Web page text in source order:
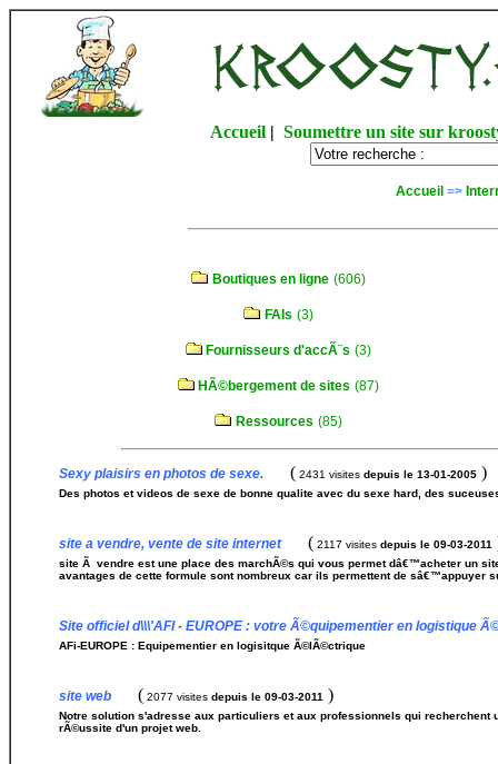
Accueil |Soumettre un site sur
Accueil =>
Boutiques en ligne (606)
FAIs (3)
Fournisseurs d'accÃ¨s (3)
HÃ©bergement de sites (87)
Ressources (85)
Sexy plaisirs en photos de sexe. ( 2431 visites depuis le 13-01-2005 )
Des photos et videos de sexe de bonne qualite avec du sexe hard, des
site a vendre, vente de site internet( 2117 visites depuis le 09-03-2011
site Ã vendre est une place des marchÃ©s qui vous permet dâ€™acheter un
avantages de cette formule sont nombreux car ils permettent de sâ€™appuyer
Site officiel d\\\'AFI - EUROPE : votre Ã©quipementier en logistique
AFi-EUROPE : Equipementier en logisitque Ã©lÃ©ctrique
site web ( 2077 visites depuis le 09-03-2011 )
Notre solution s'adresse aux particuliers et aux professionnels qui
rÃ©ussite d'un projet web.